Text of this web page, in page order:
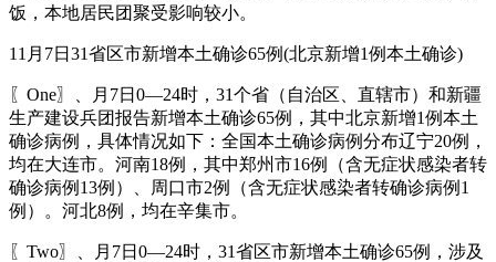
饭，本地居民团聚受影响较小。
11月7日31省区市新增本土确诊65例(北京新增1例本土确诊)
〖One〗、月7日0—24时，31个省（自治区、直辖市）和新疆
生产建设兵团报告新增本土确诊65例，其中北京新增1例本土
确诊病例，具体情况如下：全国本土确诊病例分布辽宁20例，
均在大连市。河南18例，其中郑州市16例（含无症状感染者转
确诊病例13例）、周口市2例（含无症状感染者转确诊病例1
例）。河北8例，均在辛集市。
〖Two〗、月7日0—24时，31省区市新增本土确诊65例，涉及